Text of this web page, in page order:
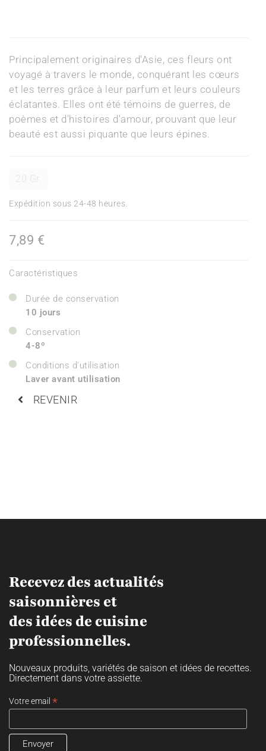
Principalement originaires d'Asie, ces fleurs ont
voyagé à travers le monde, conquérant les cœurs
et les terres grâce à leur parfum et leurs couleurs
éclatantes. Elles ont été témoins de guerres, de
poèmes et d'histoires d'amour, prouvant que leur
beauté est aussi piquante que leurs épines.
20 Gr.
Expédition sous 24-48 heures.
7,89 €
Caractéristiques
Durée de conservation
10 jours
Conservation
4-8º
Conditions d'utilisation
Laver avant utilisation
REVENIR
Recevez des actualités
saisonnières et
des idées de cuisine
professionnelles.
Nouveaux produits, variétés de saison et idées de recettes.
Directement dans votre assiette.
Votre email *